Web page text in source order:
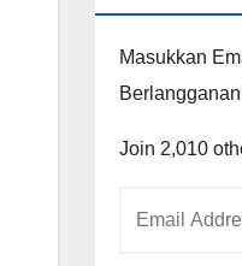
Masukkan
Berlangganan
Join 2,010